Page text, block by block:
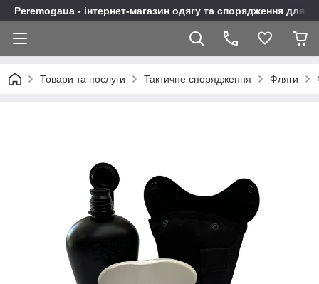
Peremogaua - інтернет-магазин одягу та спорядження для
Товари та послуги Тактичне спорядження Фляги